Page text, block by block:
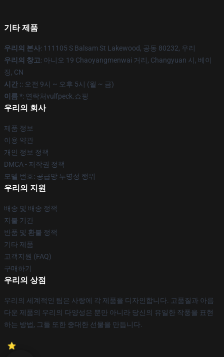
기타 제품
우리의 본사: 111105 S Balsam St Lakewood, 공동 80232, 우리
우리의 창고: 아니오 19 Chaoyangmenwai 거리, Changyuan 시, 베이
징, CN
시간 :: 오전 9시 ~ 오후 5시 (월 ~ 금)
이름 *: 연락처vulfpeck.쇼핑
우리의 회사
제품 정보
이용 약관
개인 정보 정책
DMCA - 저작권 정책
모델 번호: 공급망 투명성 행위
우리의 지원
배송 및 배송 정책
지불 기간
반품 및 환불 정책
기타 제품
고객지원 (FAQ)
구매하기
우리의 상점
우리의 세계적인 팀은 사랑에 각 제품을 디자인합니다. 고품질과 아름
다운 제품의 우리의 다양성은 뿐만 아니라 당신의 유일한 작풍을 표현
하는 방법, 그들 또한 중대한 선물을 만듭니다.